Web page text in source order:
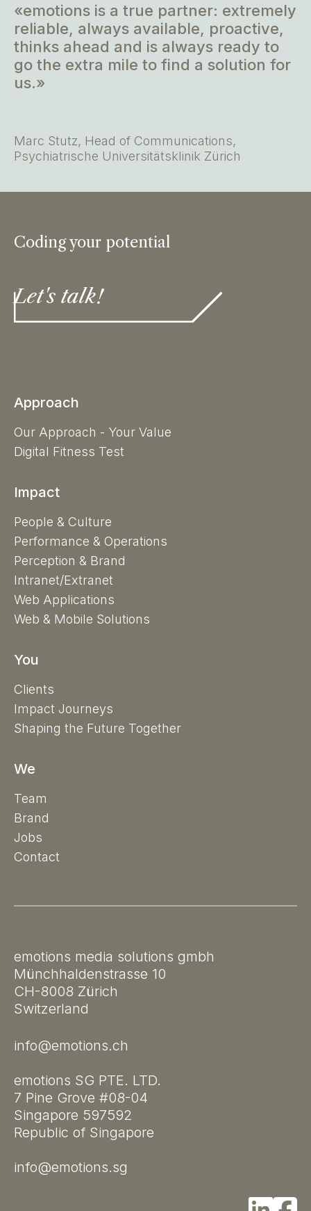
«emotions is a true partner: extremely
reliable, always available, proactive,
thinks ahead and is always ready to
go the extra mile to find a solution for
us.»
Marc Stutz, Head of Communications,
Psychiatrische Universitätsklinik Zürich
Coding your potential
Let's talk!
Approach
Our Approach - Your Value
Digital Fitness Test
Impact
People & Culture
Performance & Operations
Perception & Brand
Intranet/Extranet
Web Applications
Web & Mobile Solutions
You
Clients
Impact Journeys
Shaping the Future Together
We
Team
Brand
Jobs
Contact
emotions media solutions gmbh
Münchhaldenstrasse 10
CH-8008 Zürich
Switzerland
info@emotions.ch
emotions SG PTE. LTD.
7 Pine Grove #08-04
Singapore 597592
Republic of Singapore
info@emotions.sg